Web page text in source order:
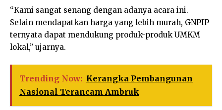
“Kami sangat senang dengan adanya acara ini.
Selain mendapatkan harga yang lebih murah, GNPIP
ternyata dapat mendukung produk-produk UMKM
lokal,” ujarnya.
Trending Now: Kerangka Pembangunan
Nasional Terancam Ambruk